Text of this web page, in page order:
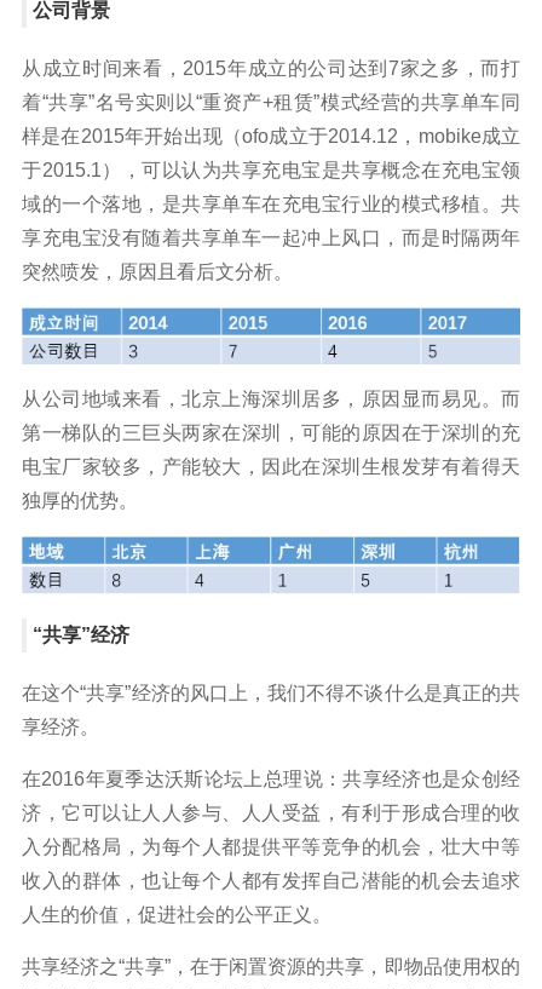
公司背景
从成立时间来看，2015年成立的公司达到7家之多，而打
着“共享”名号实则以“重资产+租赁”模式经营的共享单车同
样是在2015年开始出现（ofo成立于2014.12，mobike成立
于2015.1），可以认为共享充电宝是共享概念在充电宝领
域的一个落地，是共享单车在充电宝行业的模式移植。共
享充电宝没有随着共享单车一起冲上风口，而是时隔两年
突然喷发，原因且看后文分析。
从公司地域来看，北京上海深圳居多，原因显而易见。而
第一梯队的三巨头两家在深圳，可能的原因在于深圳的充
电宝厂家较多，产能较大，因此在深圳生根发芽有着得天
独厚的优势。
“共享”经济
在这个“共享”经济的风口上，我们不得不谈什么是真正的共
享经济。
在2016年夏季达沃斯论坛上总理说：共享经济也是众创经
济，它可以让人人参与、人人受益，有利于形成合理的收
入分配格局，为每个人都提供平等竞争的机会，壮大中等
收入的群体，也让每个人都有发挥自己潜能的机会去追求
人生的价值，促进社会的公平正义。
共享经济之“共享”，在于闲置资源的共享，即物品使用权的